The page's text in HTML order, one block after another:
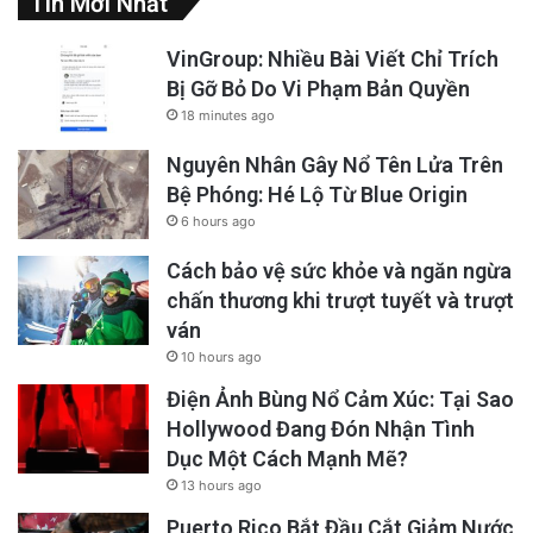
Hiếu được cấp lại hộ chiếu sau 12 năm bị công
an tịch thu. Tháng 11/2024, Hiếu được Tổng
Lãnh sự Hoa Kỳ tại Sài Gòn cấp visa B1/B2 để
đến Hoa Kỳ.
Cũng liên quan đến việc khủng bố các nhà
hoạt động, bà Vy cho hay bà liên tục bị công
an “mời miệng” đi làm việc. Lần gây đây nhất,
hôm 6/2/2025, bà phải tới trụ sở công an tỉnh
Đắk Lắk làm việc và bị thẩm vấn hơn 3 giờ
đồng hồ. Nhà cầm quyền địa phương yêu cầu
bà Vy “chấm dứt việc viết bài chống phá Nhà
nước trên Facebook và khuyên nhủ người nhà
VinGroup: Nhiều Bài Viết Chỉ Trích
Bị Gỡ Bỏ Do Vi Phạm Bản Quyền
18 minutes ago
Nguyên Nhân Gây Nổ Tên Lửa Trên
Bệ Phóng: Hé Lộ Từ Blue Origin
6 hours ago
Cách bảo vệ sức khỏe và ngăn ngừa
chấn thương khi trượt tuyết và trượt
ván
10 hours ago
Điện Ảnh Bùng Nổ Cảm Xúc: Tại Sao
Hollywood Đang Đón Nhận Tình
Dục Một Cách Mạnh Mẽ?
13 hours ago
Puerto Rico Bắt Đầu Cắt Giảm Nước